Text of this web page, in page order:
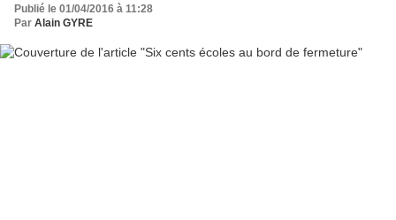
Publié le 01/04/2016 à 11:28
Par Alain GYRE